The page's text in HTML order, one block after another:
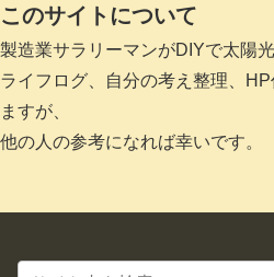
このサイトについて
製造業サラリーマンがDIYで太陽
ライフログ、自分の考え整理、
ますが、
他の人の参考になれば幸いです。